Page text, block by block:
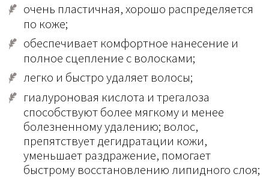
очень пластичная, хорошо распределяется
по коже;
обеспечивает комфортное нанесение и
полное сцепление с волосками;
легко и быстро удаляет волосы;
гиалуроновая кислота и трегалоза
способствуют более мягкому и менее
болезненному удалению; волос,
препятствует дегидратации кожи,
уменьшает раздражение, помогает
быстрому восстановлению липидного слоя;